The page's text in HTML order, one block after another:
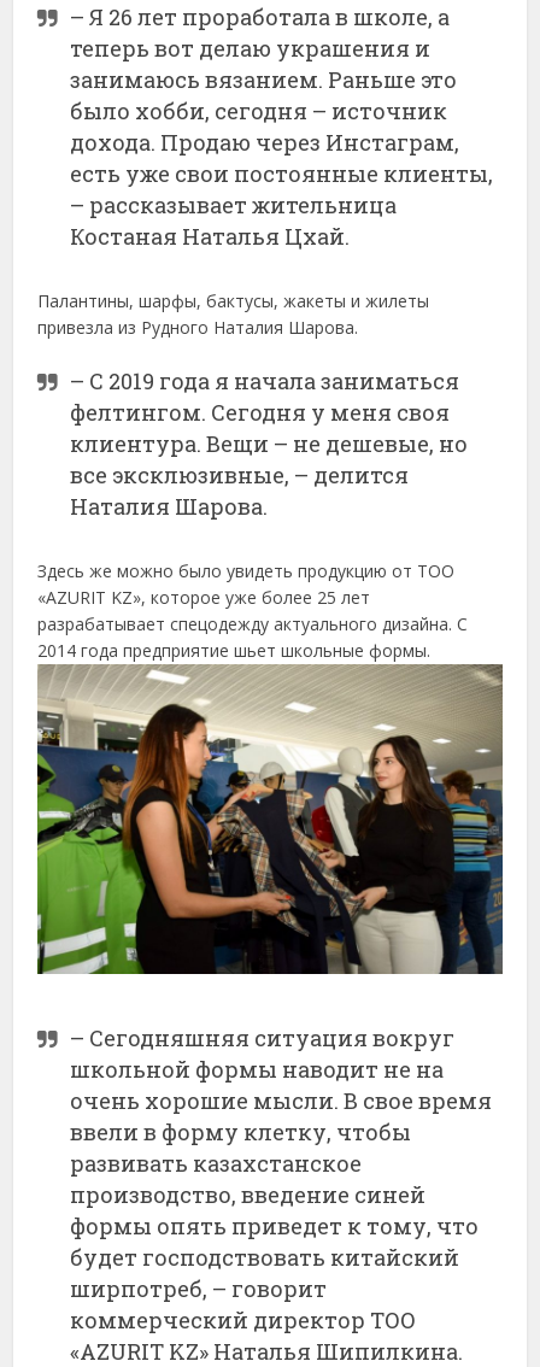
– Я 26 лет проработала в школе, а
теперь вот делаю украшения и
занимаюсь вязанием. Раньше это
было хобби, сегодня – источник
дохода. Продаю через Инстаграм,
есть уже свои постоянные клиенты,
– рассказывает жительница
Костаная Наталья Цхай.
Палантины, шарфы, бактусы, жакеты и жилеты
привезла из Рудного Наталия Шарова.
– С 2019 года я начала заниматься
фелтингом. Сегодня у меня своя
клиентура. Вещи – не дешевые, но
все эксклюзивные, – делится
Наталия Шарова.
Здесь же можно было увидеть продукцию от ТОО
«АZURIT KZ», которое уже более 25 лет
разрабатывает спецодежду актуального дизайна. С
2014 года предприятие шьет школьные формы.
– Сегодняшняя ситуация вокруг
школьной формы наводит не на
очень хорошие мысли. В свое время
ввели в форму клетку, чтобы
развивать казахстанское
производство, введение синей
формы опять приведет к тому, что
будет господствовать китайский
ширпотреб, – говорит
коммерческий директор ТОО
«АZURIT KZ» Наталья Шипилкина.